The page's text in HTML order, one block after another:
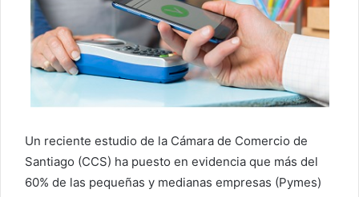
Un reciente estudio de la Cámara de Comercio de
Santiago (CCS) ha puesto en evidencia que más del
60% de las pequeñas y medianas empresas (Pymes)